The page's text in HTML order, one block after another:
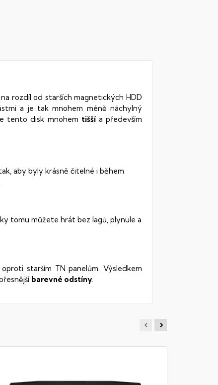
rozdíl od starších magnetických HDD
a je tak mnohem méně náchylný
tento disk mnohem tišší a především
aby byly krásně čitelné i během
tomu můžete hrát bez lagů, plynule a
starším TN panelům. Výsledkem
přesnější barevné odstíny